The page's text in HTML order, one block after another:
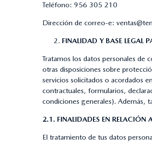
Teléfono: 956 305 210
Dirección de correo-e:
FINALIDAD Y BASE LEGAL
Tratamos los datos personales de
otras disposiciones sobre
servicios solicitados o acordados
contractuales, formularios,
condiciones generales). Además,
2.1. FINALIDADES EN
El tratamiento de tus datos